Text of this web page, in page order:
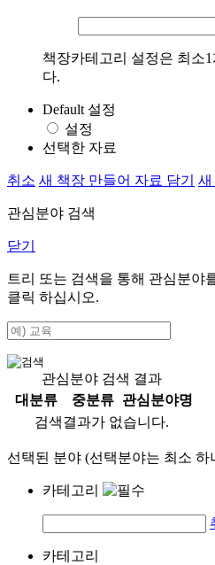
책장카테고리 설정은 최소
다.
Default 설정
설정
선택한 자료
취소 새 책장 만들어 자료 담기 새
관심분야 검색
닫기
트리 또는 검색을 통해 관심분야
클릭 하십시오.
관심분야 검색 결과
대분류
중분류
관심분야명
검색결과가 없습니다.
선택된 분야 (선택분야는 최소
카테고리
카테고리